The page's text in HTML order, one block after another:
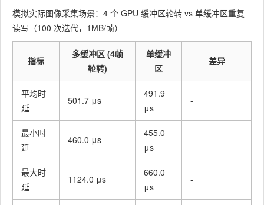
模拟实际图像采集场景：4 个 GPU 缓冲区轮转 vs 单缓冲区重复
读写（100 次迭代，1MB/帧）
指标
多缓冲区 (4帧
轮转)
单缓冲
区
差异
平均时
延
501.7 μs
491.9
μs
-
最小时
延
460.0 μs
455.0
μs
-
最大时
延
1124.0 μs
660.0
μs
-